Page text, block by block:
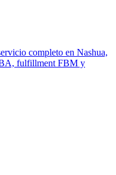
completo en Nashua,
fulfillment FBM y